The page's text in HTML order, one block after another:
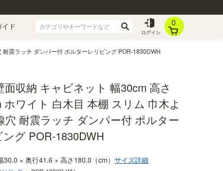
ド
ログイン
0
震ラッチ ダンパー付 ポルターレリビング POR-1830DWH
面収納 キャビネット 幅30cm 高さ
ホワイト 白木目 本棚 スリム 巾木よ
穴 耐震ラッチ ダンパー付 ポルター
ング POR-1830DWH
30.0 × 奥行41.6 × 高さ180.0（cm） サイズ詳細